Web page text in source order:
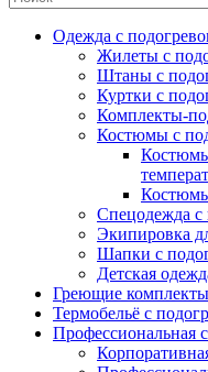
Одежда с
Жилеты с
Штаны с
Куртки с
Комплекты-
Костюмы с
Спецодежда с
Экипировка
Шапки с
Детская
Греющие
Термобельё с
Профессиональная